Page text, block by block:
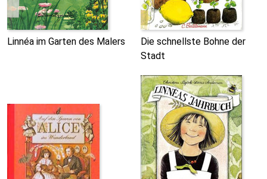
Linnéa im Garten des Malers
Die schnellste Bohne der
Stadt